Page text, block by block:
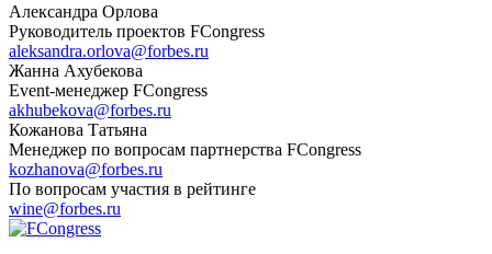
Александра Орлова
Руководитель проектов FCongress
aleksandra.orlova@forbes.ru
Жанна Ахубекова
Event-менеджер FCongress
akhubekova@forbes.ru
Кожанова Татьяна
Менеджер по вопросам партнерства FCongress
kozhanova@forbes.ru
По вопросам участия в рейтинге
wine@forbes.ru